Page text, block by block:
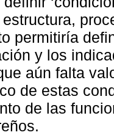
permitiría
y los
aún falta
de estas
de las